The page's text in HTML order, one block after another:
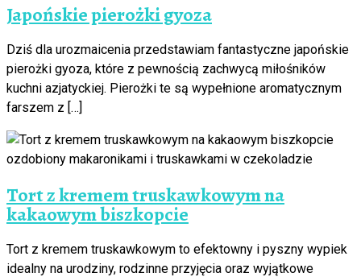
Japońskie pierożki gyoza
Dziś dla urozmaicenia przedstawiam fantastyczne japońskie
pierożki gyoza, które z pewnością zachwycą miłośników
kuchni azjatyckiej. Pierożki te są wypełnione aromatycznym
farszem z […]
Tort z kremem truskawkowym na
kakaowym biszkopcie
Tort z kremem truskawkowym to efektowny i pyszny wypiek
idealny na urodziny, rodzinne przyjęcia oraz wyjątkowe